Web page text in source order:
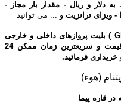
دلار و ریال - مقدار بار مجاز -
- ویزای ترانزیت و ... می توانید
داخلیو خارجی
و سریعترین زمان ممکن 24
فرمائید.
قاره پیما